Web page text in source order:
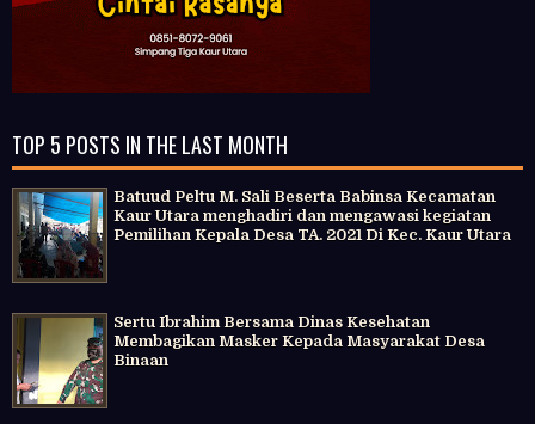
TOP 5 POSTS IN THE LAST MONTH
Batuud Peltu M. Sali Beserta Babinsa Kecamatan
Kaur Utara menghadiri dan mengawasi kegiatan
Pemilihan Kepala Desa TA. 2021 Di Kec. Kaur Utara
Sertu Ibrahim Bersama Dinas Kesehatan
Membagikan Masker Kepada Masyarakat Desa
Binaan